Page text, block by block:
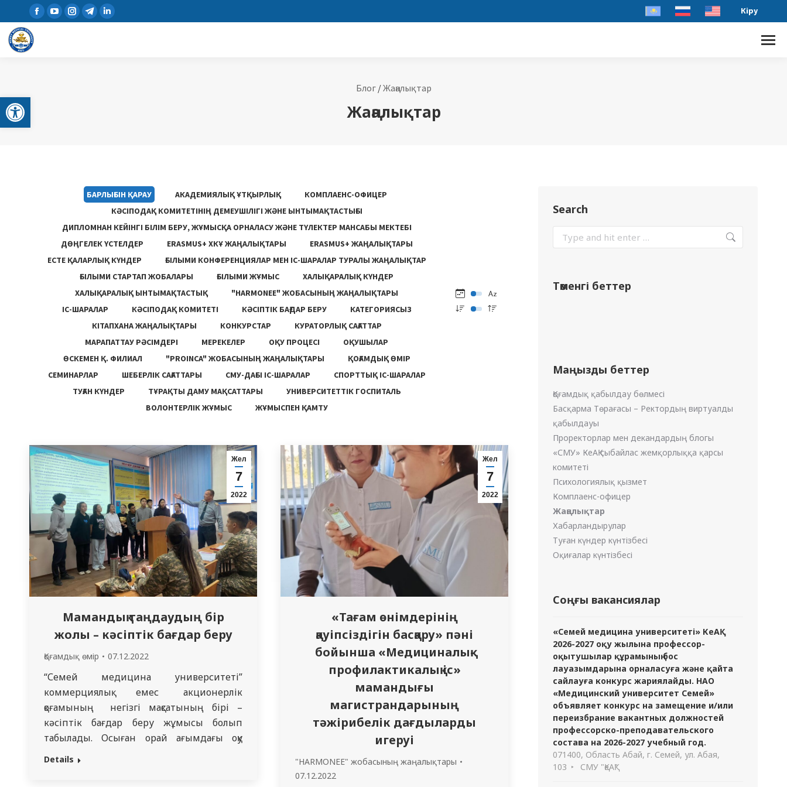
Open toolbar
Кіру
Блог/Жаңалықтар
Жаңалықтар
БАРЛЫҒЫН ҚАРАУ АКАДЕМИЯЛЫҚ ҰТҚЫРЛЫҚ
КОМПЛАЕНС-ОФИЦЕР
КӘСІПОДАҚ КОМИТЕТІНІҢ ДЕМЕУШІЛІГІ ЖӘНЕ ЫНТЫМАҚТАСТЫҒЫ
ДИПЛОМНАН КЕЙІНГІ БІЛІМ БЕРУ, ЖҰМЫСҚА ОРНАЛАСУ ЖƏНЕ ТҮЛЕКТЕР МАНСАБЫ МЕКТЕБІ
ДӨҢГЕЛЕК ҮСТЕЛДЕР
ERASMUS+ ХКҰ ЖАҢАЛЫҚТАРЫ
ERASMUS+ ЖАҢАЛЫҚТАРЫ
ЕСТЕ ҚАЛАРЛЫҚ КҮНДЕР
ҒЫЛЫМИ КОНФЕРЕНЦИЯЛАР МЕН ІС-ШАРАЛАР ТУРАЛЫ ЖАҢАЛЫҚТАР
ҒЫЛЫМИ СТАРТАП ЖОБАЛАРЫ
ҒЫЛЫМИ ЖҰМЫС
ХАЛЫҚАРАЛЫҚ КҮНДЕР
ХАЛЫҚАРАЛЫҚ ЫНТЫМАҚТАСТЫҚ
"HARMONEE" ЖОБАСЫНЫҢ ЖАҢАЛЫҚТАРЫ
ІС-ШАРАЛАР
КӘСІПОДАҚ КОМИТЕТІ КӘСІПТІК БАҒДАР БЕРУ
КАТЕГОРИЯСЫЗ
КІТАПХАНА ЖАҢАЛЫҚТАРЫ
КОНКУРСТАР
КУРАТОРЛЫҚ САҒАТТАР
МАРАПАТТАУ РӘСІМДЕРІ
МЕРЕКЕЛЕР ОҚУ ПРОЦЕСІ
ОҚУШЫЛАР
ӨСКЕМЕН Қ. ФИЛИАЛ
"PROINCA" ЖОБАСЫНЫҢ ЖАҢАЛЫҚТАРЫ
ҚОҒАМДЫҚ ӨМІР
СЕМИНАРЛАР
ШЕБЕРЛІК САҒАТТАРЫ СМУ-ДАҒЫ ІС-ШАРАЛАР
СПОРТТЫҚ ІС-ШАРАЛАР
ТУҒАН КҮНДЕР
ТҰРАҚТЫ ДАМУ МАҚСАТТАРЫ
УНИВЕРСИТЕТТІК ГОСПИТАЛЬ
ВОЛОНТЕРЛІК ЖҰМЫС
ЖҰМЫСПЕН ҚАМТУ
Жел
7
2022
Мамандық таңдаудың бір
жолы – кәсіптік бағдар беру
Қоғамдық өмір 07.12.2022
“Семей медицина университеті”
коммерциялық емес акционерлік
қоғамының негізгі мақсатының бірі –
кәсіптік бағдар беру жұмысы болып
табылады. Осыған орай ағымдағы оқу
жылының басында әскери кафедра
Details
Жел
7
2022
«Тағам өнімдерінің
қауіпсіздігін басқару» пәні
бойынша «Медициналық-
профилактикалық іс»
мамандығы
магистрандарының
тәжірибелік дағдыларды
игеруі
"HARMONEE" жобасының жаңалықтары
07.12.2022
Search
Төменгі беттер
Маңызды беттер
Қоғамдық қабылдау бөлмесі
Басқарма Төрағасы – Ректордың виртуалды
қабылдауы
Проректорлар мен декандардың блогы
«СМУ» КеАҚ сыбайлас жемқорлыққа қарсы
комитеті
Психологиялық қызмет
Комплаенс-офицер
Жаңалықтар
Хабарландырулар
Туған күндер күнтізбесі
Оқиғалар күнтізбесі
Соңғы вакансиялар
«Семей медицина университеті» КеАҚ
2026-2027 оқу жылына профессор-
оқытушылар құрамының бос
лауазымдарына орналасуға және қайта
сайлауға конкурс жариялайды. НАО
«Медицинский университет Семей»
объявляет конкурс на замещение и/или
переизбрание вакантных должностей
профессорско-преподавательского
состава на 2026-2027 учебный год.
071400, Область Абай, г. Семей, ул. Абая,
103
СМУ "ҚеАҚ"